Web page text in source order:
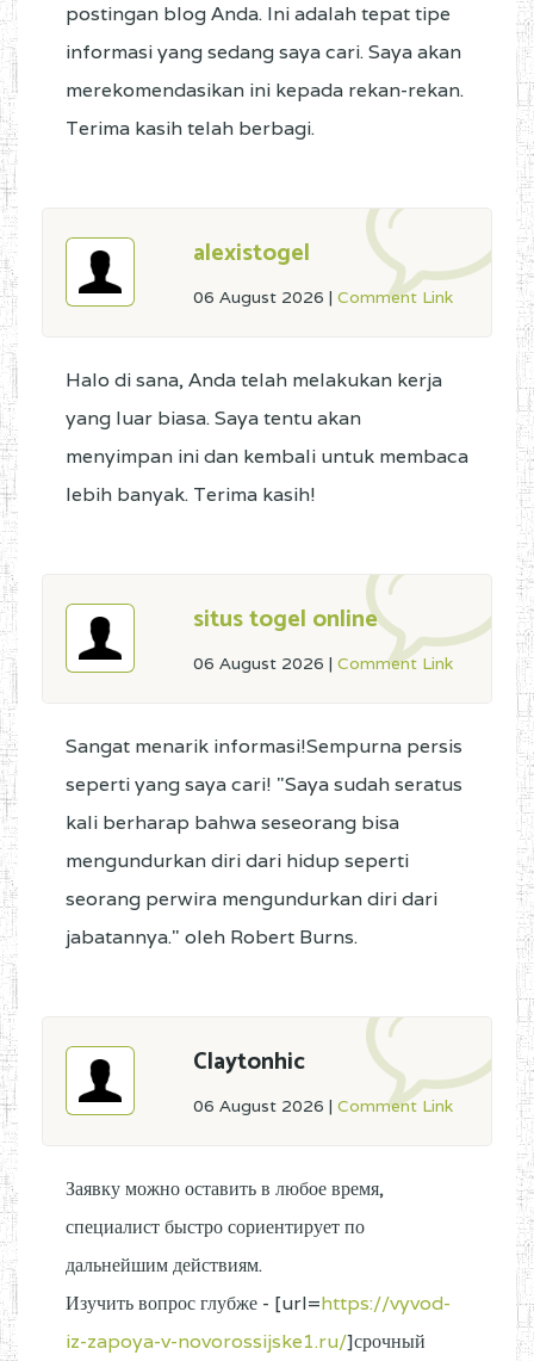
postingan blog Anda. Ini adalah tepat tipe
informasi yang sedang saya cari. Saya akan
merekomendasikan ini kepada rekan-rekan.
Terima kasih telah berbagi.
alexistogel
06 August 2026 | Comment Link
Halo di sana, Anda telah melakukan kerja
yang luar biasa. Saya tentu akan
menyimpan ini dan kembali untuk membaca
lebih banyak. Terima kasih!
situs togel online
06 August 2026 | Comment Link
Sangat menarik informasi!Sempurna persis
seperti yang saya cari! "Saya sudah seratus
kali berharap bahwa seseorang bisa
mengundurkan diri dari hidup seperti
seorang perwira mengundurkan diri dari
jabatannya." oleh Robert Burns.
Claytonhic
06 August 2026 | Comment Link
Заявку можно оставить в любое время,
специалист быстро сориентирует по
дальнейшим действиям.
Изучить вопрос глубже - [url=https://vyvod-
iz-zapoya-v-novorossijske1.ru/]срочный